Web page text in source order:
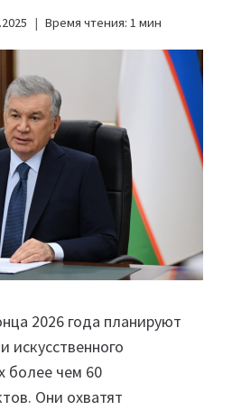
Время чтения: 1 мин
2026 года планируют
искусственного
более чем 60
Они охватят